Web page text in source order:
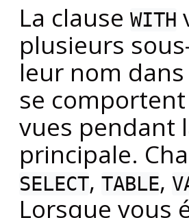
La clause WITH
plusieurs
leur nom
se
vues pendant
principale.
SELECT, TABLE,
Lorsque vous